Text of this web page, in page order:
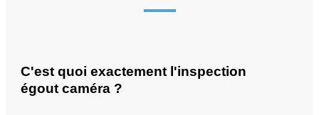
C'est quoi exactement l'inspection
égout caméra ?